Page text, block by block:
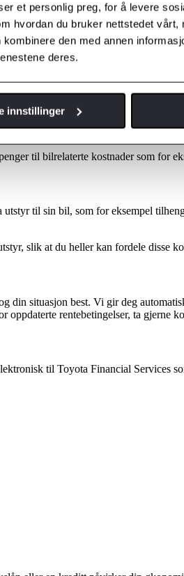
et personlig preg, for å levere
hvordan du bruker nettstedet vårt,
den med annen
deres.
innstillinger
Financial Services
til bilrelaterte kostnader som for
til sin bil, som for eksempel
slik at du heller kan fordele disse
din situasjon best. Vi gir deg
rentebetingelser, ta gjerne
til Toyota Financial Services